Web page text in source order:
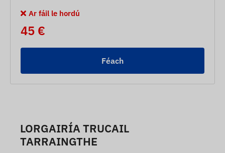
Ar fáil le hordú
45 €
Féach
LORGAIRÍA TRUCAIL
TARRAINGTHE